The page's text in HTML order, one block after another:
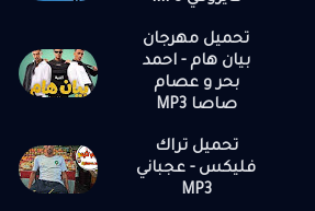
تحميل مهرجان
بيان هام - احمد
بحر و عصام
صاصا MP3
تحميل تراك
فليكس - عجباني
MP3